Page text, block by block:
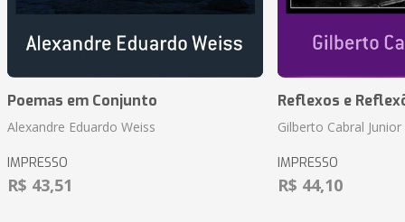
Poemas em Conjunto
Alexandre Eduardo Weiss
IMPRESSO
R$ 43,51
Reflexos e
Gilberto Cabral Junior
IMPRESSO
R$ 44,10